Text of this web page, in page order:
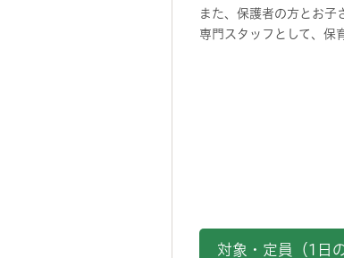
また、保護者の方とお子
専門スタッフとして、保
対象・定員（1日